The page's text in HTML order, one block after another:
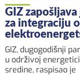
GIZ
za integraciju
GIZ, dugogodišnji
u održivoj
sredine, raspisao je